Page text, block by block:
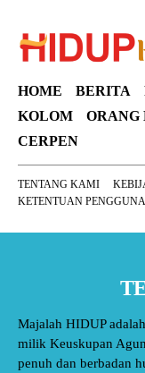
HOME BERITA
KOLOM
ORANG
CERPEN
TENTANG KAMI
KETENTUAN
Majalah HIDUP
milik Keuskupan
penuh dan berbadan